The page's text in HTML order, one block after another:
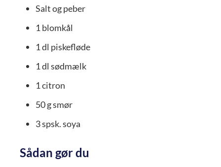
Salt og peber
1 blomkål
1dl piskefløde
1dl sødmælk
1citron
50gsmør
3spsk.soya
Sådan gør du